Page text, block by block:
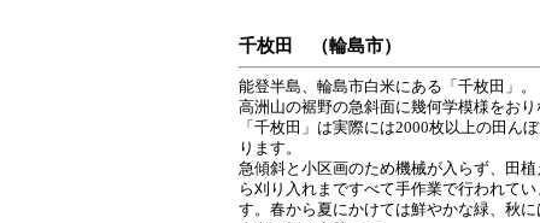
千枚田 （輪島市）
能登半島、輪島市白米にある「千枚田」。
高洲山の裾野の急斜面に幾何学模様をおり
「千枚田」は実際には2000枚以上の田ん
ります。
急傾斜と小区画のため機械が入らず、田植
ら刈り入れまですべて手作業で行われてい
す。春から夏にかけては鮮やかな緑、秋に